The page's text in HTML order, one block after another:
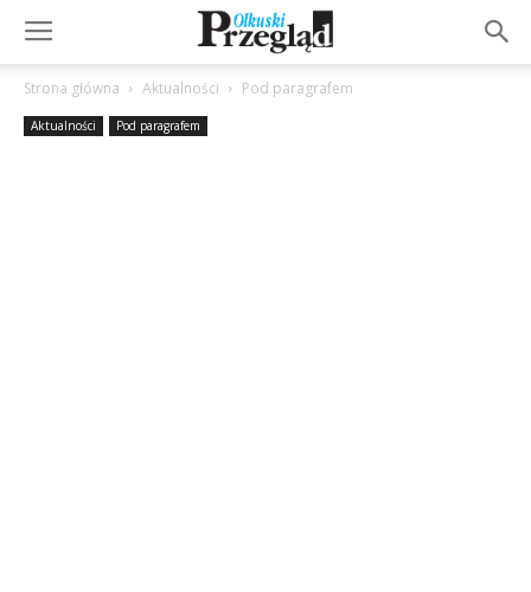
Strona główna Aktualności Pod paragrafem
Aktualności Pod paragrafem